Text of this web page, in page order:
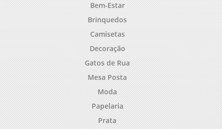
Bem-Estar
Brinquedos
Camisetas
Decoração
Gatos de Rua
Mesa Posta
Moda
Papelaria
Prata